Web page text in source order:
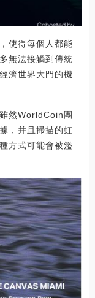
使得每個人都能
無法接觸到傳統
濟世界大門的機
然WorldCoin團
，并且掃描的虹
方式可能會被濫